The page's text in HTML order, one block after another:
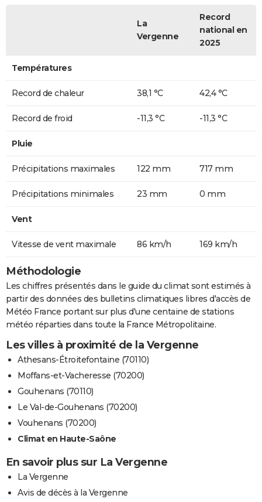
La
Vergenne
Record
national en
2025
Températures
Record de chaleur 38,1 °C 42,4 °C
Record de froid -11,3 °C -11,3 °C
Pluie
Précipitations maximales 122 mm 717 mm
Précipitations minimales 23 mm 0 mm
Vent
Vitesse de vent maximale 86 km/h 169 km/h
Méthodologie
Les chiffres présentés dans le guide du climat sont estimés à
partir des données des bulletins climatiques libres d'accès de
Météo France portant sur plus d'une centaine de stations
météo réparties dans toute la France Métropolitaine.
Les villes à proximité de la Vergenne
Athesans-Étroitefontaine (70110)
Moffans-et-Vacheresse (70200)
Gouhenans (70110)
Le Val-de-Gouhenans (70200)
Vouhenans (70200)
Climat en Haute-Saône
En savoir plus sur La Vergenne
La Vergenne
Avis de décès à la Vergenne